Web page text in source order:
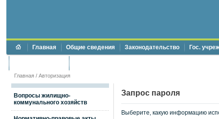
Главная Общие сведения Законодательство Гос.
Главная / Авторизация
Вопросы жилищно-
коммунального хозяйств
Запрос пароля
Выберите, какую информацию